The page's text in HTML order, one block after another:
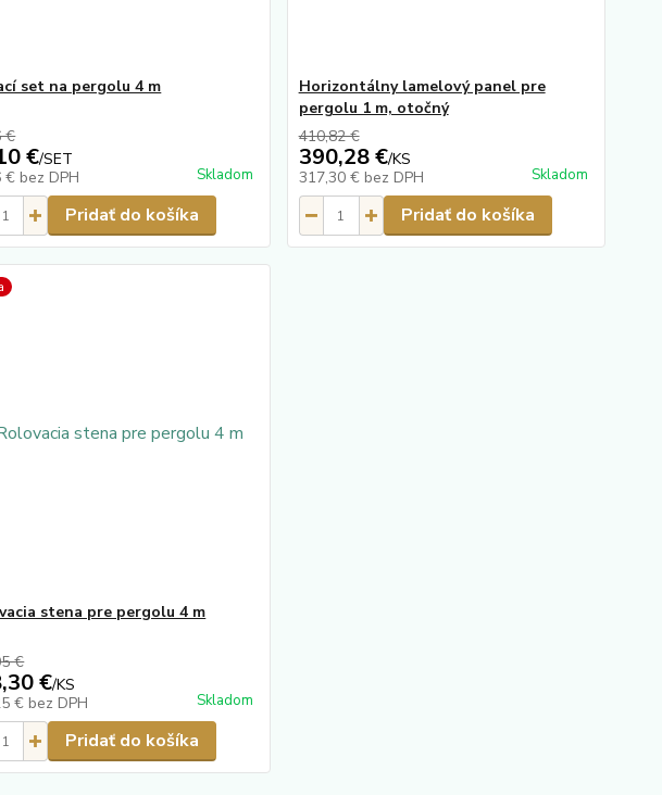
set na pergolu 4 m
€
€/SET
€ bez DPH Skladom
Pridať do košíka
Horizontálny lamelový panel pre
pergolu 1 m, otočný
410,82 €
390,28 €/KS
317,30 € bez DPH Skladom
Pridať do košíka
stena pre pergolu 4 m
€
€/KS
€ bez DPH Skladom
Pridať do košíka